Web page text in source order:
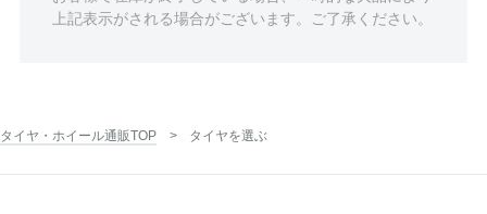
上記表示がされる場合がございます。ご了承ください。
タイヤ・ホイール通販TOP タイヤを選ぶ